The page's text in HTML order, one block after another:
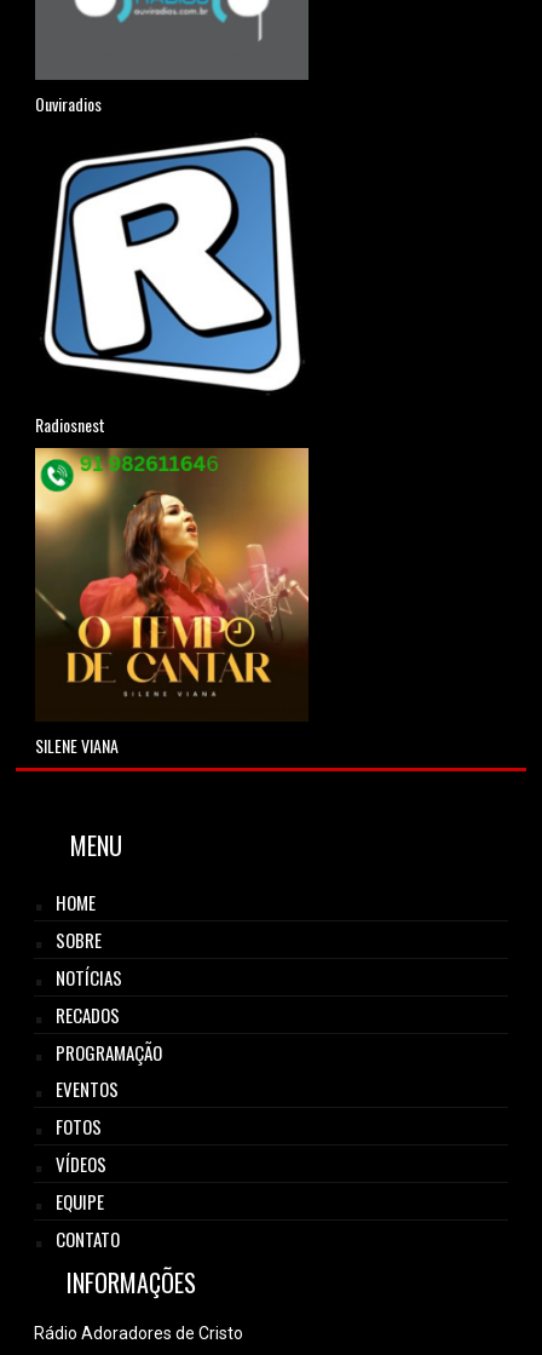
Ouviradios
Radiosnest
SILENE VIANA
MENU
HOME
SOBRE
NOTÍCIAS
RECADOS
PROGRAMAÇÃO
EVENTOS
FOTOS
VÍDEOS
EQUIPE
CONTATO
INFORMAÇÕES
Rádio Adoradores de Cristo